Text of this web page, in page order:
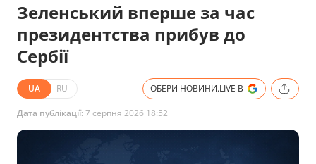
Зеленський вперше за час
президентства прибув до
Сербії
UA RU ОБЕРИ НОВИНИ.LIVE В
Дата публікації:7 серпня 2026 18:52